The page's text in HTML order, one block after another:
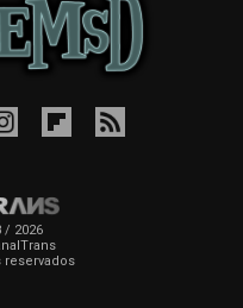
/ 2026